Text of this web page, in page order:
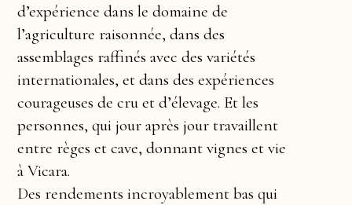
d’expérience dans le domaine de
l’agriculture raisonnée, dans des
assemblages raffinés avec des variétés
internationales, et dans des expériences
courageuses de cru et d’élevage. Et les
personnes, qui jour après jour travaillent
entre règes et cave, donnant vignes et vie
à Vicara.
Des rendements incroyablement bas qui